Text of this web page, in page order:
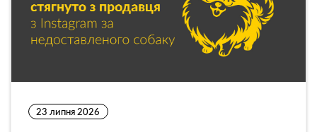
23 липня 2026